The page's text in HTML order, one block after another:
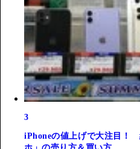
3
iPhoneの値上げで大注目！